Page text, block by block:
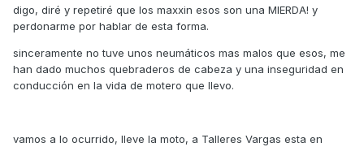
digo, diré y repetiré que los maxxin esos son una MIERDA! y
perdonarme por hablar de esta forma.
sinceramente no tuve unos neumáticos mas malos que esos, me
han dado muchos quebraderos de cabeza y una inseguridad en
conducción en la vida de motero que llevo.
vamos a lo ocurrido, lleve la moto, a Talleres Vargas esta en